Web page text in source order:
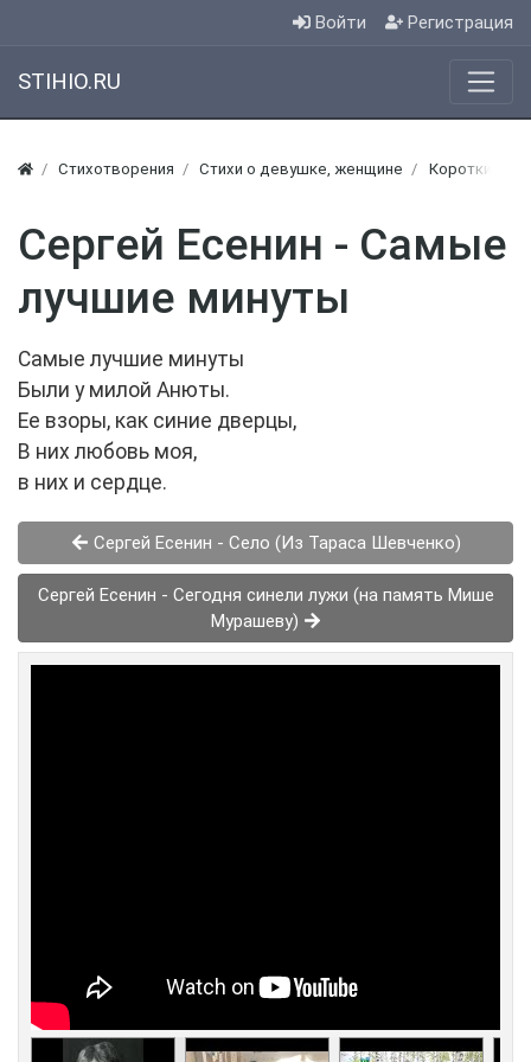
Войти Регистрация
STIHIO.RU
Стихотворения Стихи о девушке, женщине Короткие
Сергей Есенин - Самые
лучшие минуты
Самые лучшие минуты
Были у милой Анюты.
Ее взоры, как синие дверцы,
В них любовь моя,
в них и сердце.
Сергей Есенин - Село (Из Тараса Шевченко)
Сергей Есенин - Сегодня синели лужи (на память Мише
Мурашеву)